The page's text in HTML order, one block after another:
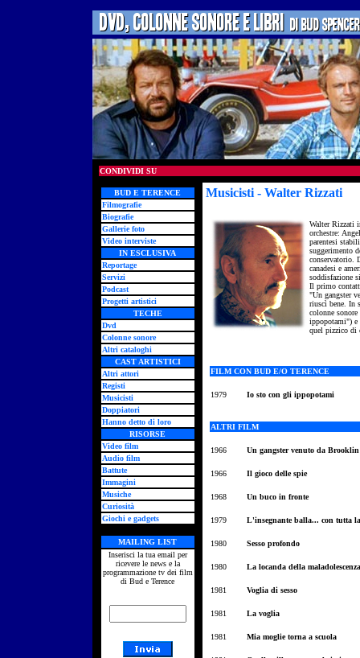
CONDIVIDI SU
BUD E TERENCE
Filmografie
Biografie
Gallerie foto
Video interviste
IN ESCLUSIVA
Reportage
Servizi
Podcast
Progetti artistici
TECHE
Dvd
Colonne sonore
Altri cataloghi
CAST ARTISTICI
Altri attori
Registi
Musicisti
Doppiatori
Hanno detto di loro
RISORSE
Video film
Audio film
Battute
Immagini
Musiche
Curiosità
Giochi e gadgets
MAILING LIST
Inserisci la tua email per
ricevere le news e la
programmazione tv dei film
di Bud e Terence
Musicisti - Walter Rizzati
Walter Rizzati
orchestre:
parentesi
suggerimento
conservatorio.
canadesi e
soddisfazione
Il primo
"Un gangster
riuscì bene. In
colonne
ippopotami") e
quel pizzico di
FILM CON BUD E/O TERENCE
1979 Io sto con gli ippopotami
ALTRI FILM
1966 Un gangster venuto da Brooklin
1966 Il gioco delle spie
1968 Un buco in fronte
1979 L'insegnante balla... con tutta la
1980 Sesso profondo
1980 La locanda della maladolescenza
1981 Voglia di sesso
1981 La voglia
1981 Mia moglie torna a scuola